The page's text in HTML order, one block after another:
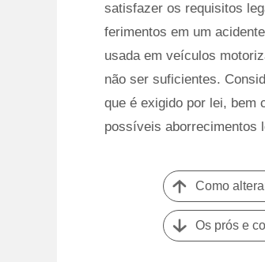
satisfazer os requisitos
ferimentos em um
usada em veículos
não ser suficientes.
que é exigido por lei, bem
possíveis aborrecimentos
Como